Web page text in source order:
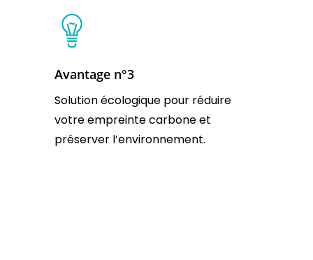
Avantage n°3
Solution écologique pour réduire
votre empreinte carbone et
préserver l’environnement.